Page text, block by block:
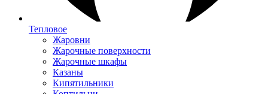
Тепловое
Жаровни
Жарочные поверхности
Жарочные шкафы
Казаны
Кипятильники